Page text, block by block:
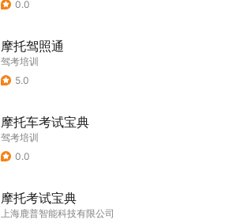
0.0
摩托驾照通
驾考培训
5.0
摩托车考试宝典
驾考培训
0.0
摩托考试宝典
上海鹿普智能科技有限公司